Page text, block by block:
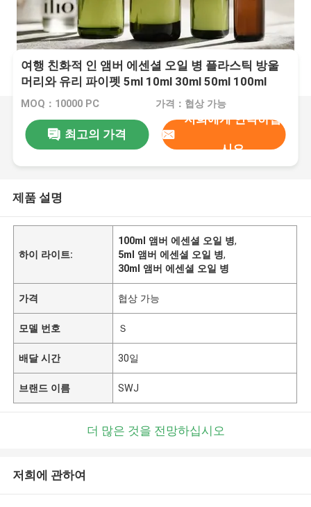
여행 친화적 인 앰버 에센셜 오일 병 플라스틱 방울
머리와 유리 파이펫 5ml 10ml 30ml 50ml 100ml
MOQ：10000 PC 가격：협상 가능
최고의 가격
저희에게 연락하십
시오
제품 설명
하이 라이트:
100ml 앰버 에센셜 오일 병,
5ml 앰버 에센셜 오일 병,
30ml 앰버 에센셜 오일 병
가격 협상 가능
모델 번호 Ｓ
배달 시간 30일
브랜드 이름 SWJ
더 많은 것을 전망하십시오
저희에 관하여